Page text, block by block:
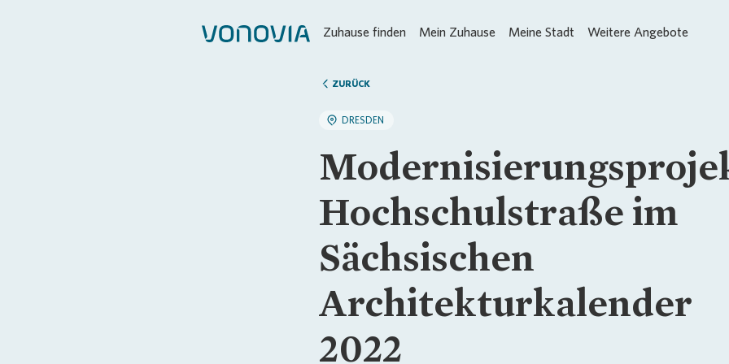
Zuhause finden Mein Zuhause Meine Stadt Weitere Angebote
ZURÜCK
DRESDEN
Hochschulstraße im
Sächsischen
Architekturkalender
2022